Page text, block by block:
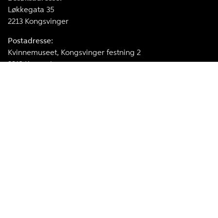
Løkkegata 35
2213 Kongsvinger
Postadresse:
Kvinnemuseet, Kongsvinger festning 2